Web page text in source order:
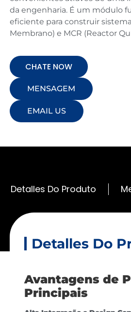
da engenharia. É um módulo
eficiente para construir
Membrano) e MCR (Reactor
CHATE NOW
MENSAGEM
EMAIL US
Detalles Do Produto
Detalles Do
Avantagens de
Principais